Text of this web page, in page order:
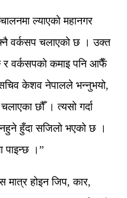
ल्याएको महानगर
वर्कसप चलाएको छ । उक्त
र वर्कसपको कमाइ पनि आफैँ
केशव नेपालले भन्नुभयो,
छौँ । त्यसो गर्दा
हुँदा सजिलो भएको छ ।
पाइन्छ ।”
मात्र होइन जिप, कार,